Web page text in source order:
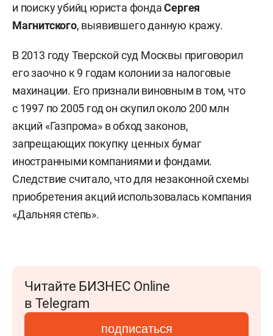
и поиску убийц юриста фондаСергея
Магнитского, выявившего данную кражу.
В 2013 году Тверской суд Москвы приговорил
его заочно к 9 годам колонии за налоговые
махинации. Его признали виновным в том, что
с 1997 по 2005 год он скупил около 200 млн
акций «Газпрома» в обход законов,
запрещающих покупку ценных бумаг
иностранными компаниями и фондами.
Следствие считало, что для незаконной схемы
приобретения акций использовалась компания
«Дальняя степь».
Читайте БИЗНЕС Online
в Telegram
подписаться